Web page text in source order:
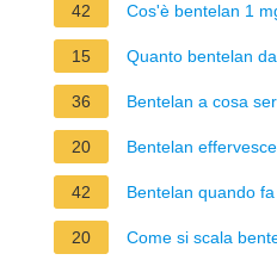
42 Cos'è bentelan 1
15 Quanto bentelan
36 Bentelan a cosa
20 Bentelan
42 Bentelan quando
20 Come si scala